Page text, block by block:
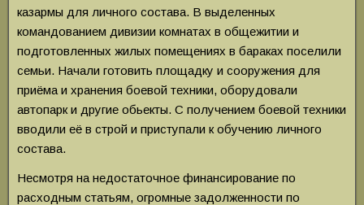
казармы для личного состава. В выделенных
командованием дивизии комнатах в общежитии и
подготовленных жилых помещениях в бараках поселили
семьи. Начали готовить площадку и сооружения для
приёма и хранения боевой техники, оборудовали
автопарк и другие обьекты. С получением боевой техники
вводили её в строй и приступали к обучению личного
состава.
Несмотря на недостаточное финансирование по
расходным статьям, огромные задолженности по